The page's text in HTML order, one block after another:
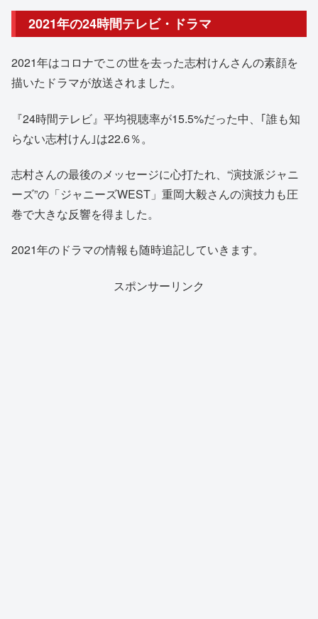
2021年の24時間テレビ・ドラマ
2021年はコロナでこの世を去った志村けんさんの素顔を
描いたドラマが放送されました。
『24時間テレビ』平均視聴率が15.5%だった中、｢誰も知
らない志村けん｣は22.6％。
志村さんの最後のメッセージに心打たれ、“演技派ジャニ
ーズ”の「ジャニーズWEST」重岡大毅さんの演技力も圧
巻で大きな反響を得ました。
2021年のドラマの情報も随時追記していきます。
スポンサーリンク